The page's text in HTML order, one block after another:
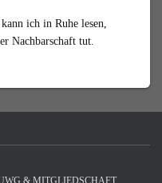
ich in Ruhe lesen,
Nachbarschaft tut.
& MITGLIEDSCHAFT